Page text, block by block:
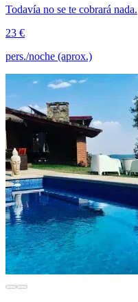
Todavía no se te cobrará nada.
23 €
pers./noche (aprox.)